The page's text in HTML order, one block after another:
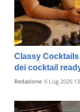
Classy
dei cocktail
Redazione 6 Lug 2026